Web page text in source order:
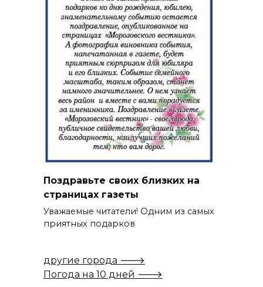
Поздравьте своих близких на
страницах газеты
Уважаемые читатели! Одним из самых
приятных подарков
другие города 🡒
Погода на 10 дней 🡒